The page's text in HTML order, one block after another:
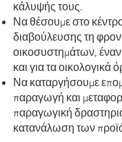
κάλυψής τους.
Να θέσουμε στο
διαβούλευσης τη
οικοσυστημάτων, έναν
και για τα οικολογικά
Να καταργήσουμε
παραγωγή και
παραγωγική
κατανάλωση των